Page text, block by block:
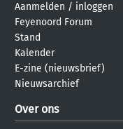
Aanmelden / inloggen
Feyenoord Forum
Stand
Kalender
E-zine (nieuwsbrief)
Nieuwsarchief
Over ons